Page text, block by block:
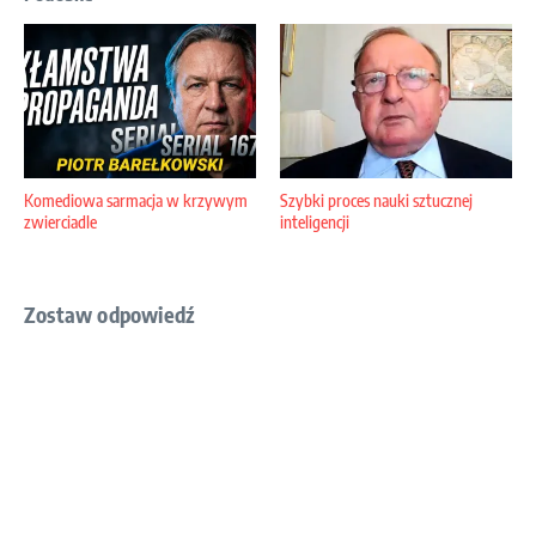
Komediowa sarmacja w krzywym
zwierciadle
Szybki proces nauki sztucznej
inteligencji
Zostaw odpowiedź